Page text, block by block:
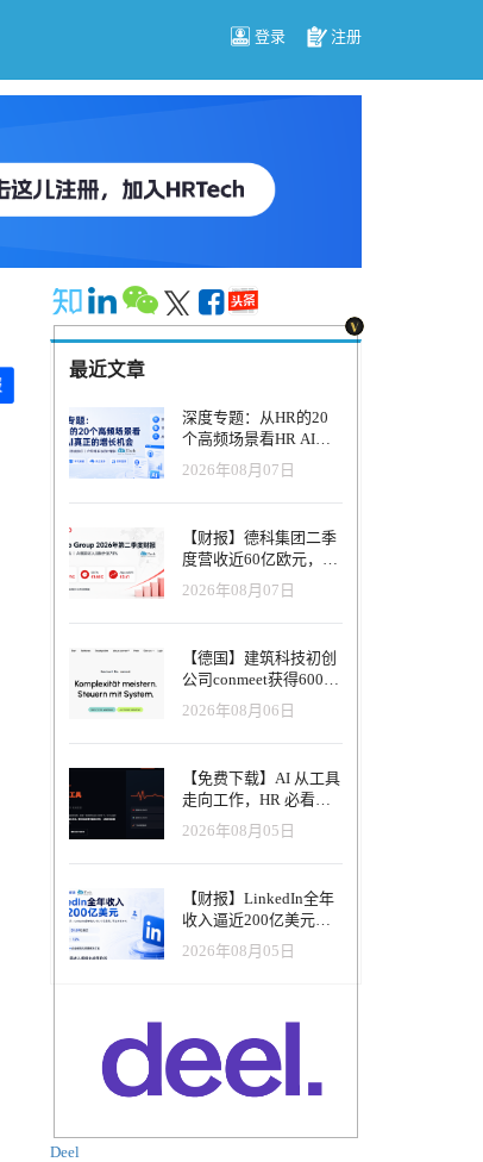
登录 注册
最近文章
深度专题：从HR的20
个高频场景看HR AI真
正的增长机会
2026年08月07日
【财报】德科集团二季
度营收近60亿欧元，其
中AI代理已覆盖50%收
入，招聘服务进入运营
重构阶段
2026年08月07日
【德国】建筑科技初创
公司conmeet获得600万
欧元种子轮融资，用于
打造面向贸易和建筑行
业的AI操作系统
2026年08月06日
【免费下载】AI 从工具
走向工作，HR 必看五
大变革｜2026 年 8 月
HRTech 行业观察报告
2026年08月05日
【财报】LinkedIn全年
收入逼近200亿美元，
AI招聘产品进入规模化
应用阶段
2026年08月05日
Deel